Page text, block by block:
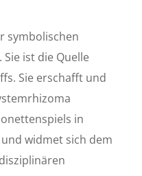
symbolischen
ist die Quelle
Sie erschafft und
in
widmet sich dem